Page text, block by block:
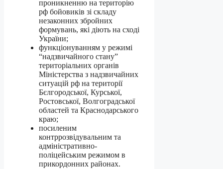
проникненню на територію
рф бойовиків зі складу
незаконних збройних
формувань, які діють на сході
України;
функціонуванням у режимі
“надзвичайного стану”
територіальних органів
Міністерства з надзвичайних
ситуацій рф на території
Бєлгородської, Курської,
Ростовської, Волгоградської
областей та Краснодарського
краю;
посиленим
контррозвідувальним та
адміністративно-
поліцейським режимом в
прикордонних районах.